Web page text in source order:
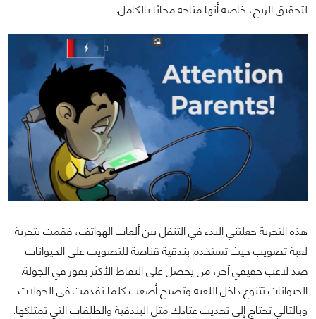
لتحقيق الربح، خاصة أنها متاحة مجانًا بالكامل.
هذه التجربة جعلتني البدء في التنقل بين ألعاب الهواتف، فقمت بتجربة
لعبة تصويب حيث تستخدم بندقية قناصة للتصويب على الحيوانات
ضد لاعب حقيقي آخر، من يحصل على النقاط الأكثر يفوز في الجولة.
الحيوانات تتنوع داخل اللعبة وتصبح أصعب كلما تقدمت في الجولات
وبالتالي تحتاج إلى تحديث عتادك مثل البندقية والطلقات التي تمتلكها.